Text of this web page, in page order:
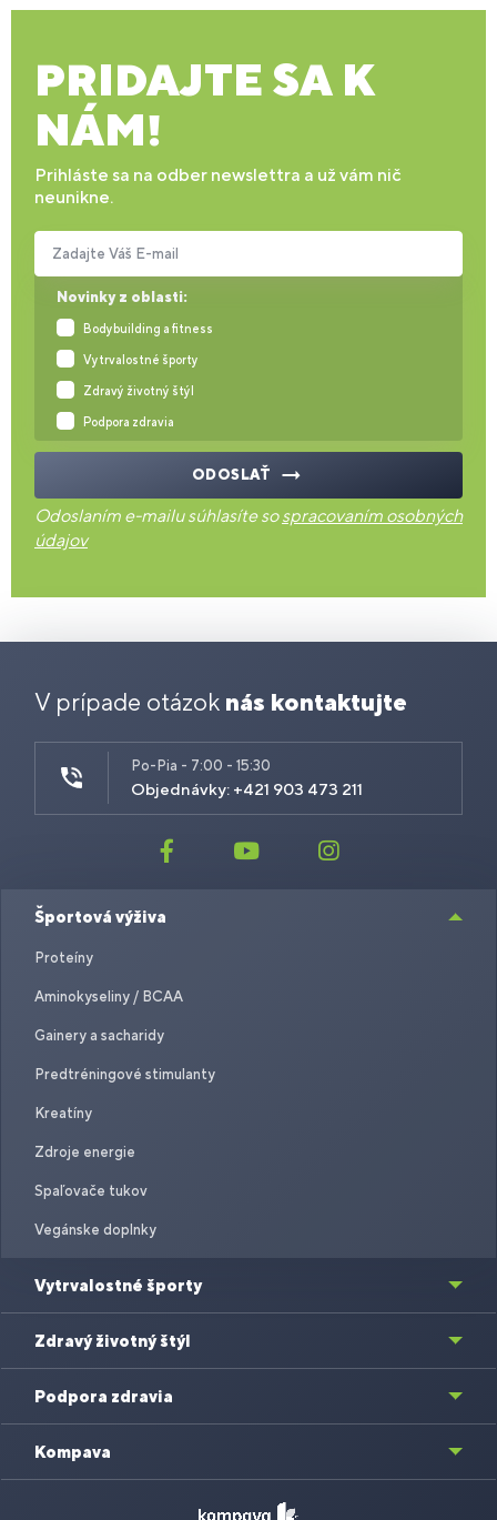
PRIDAJTE SA K
NÁM!
Prihláste sa na odber newslettra a už vám nič
neunikne.
Novinky z oblasti:
Bodybuilding a fitness
Vytrvalostné športy
Zdravý životný štýl
Podpora zdravia
Zadajte Váš E-mail
ODOSLAŤ
Odoslaním e-mailu súhlasíte sospracovaním osobných
údajov
V prípade otázok nás kontaktujte
Po-Pia - 7:00 - 15:30
Objednávky: +421 903 473 211
Športová výživa
Proteíny
Aminokyseliny / BCAA
Gainery a sacharidy
Predtréningové stimulanty
Kreatíny
Zdroje energie
Spaľovače tukov
Vegánske doplnky
Vytrvalostné športy
Zdravý životný štýl
Podpora zdravia
Kompava